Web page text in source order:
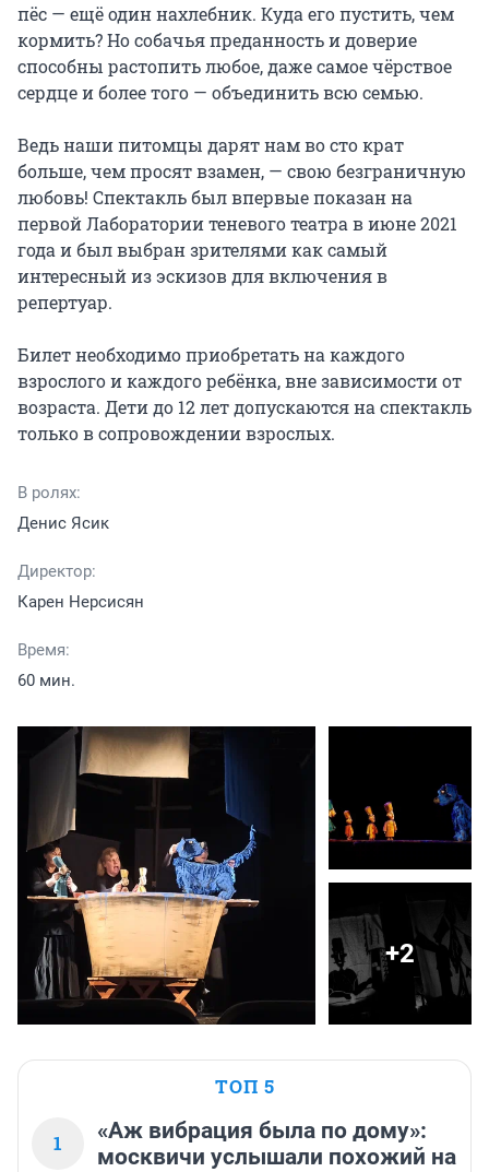
пёс — ещё один нахлебник. Куда его пустить, чем
кормить? Но собачья преданность и доверие
способны растопить любое, даже самое чёрствое
сердце и более того — объединить всю семью.
Ведь наши питомцы дарят нам во сто крат
больше, чем просят взамен, — свою безграничную
любовь! Спектакль был впервые показан на
первой Лаборатории теневого театра в июне 2021
года и был выбран зрителями как самый
интересный из эскизов для включения в
репертуар.
Билет необходимо приобретать на каждого
взрослого и каждого ребёнка, вне зависимости от
возраста. Дети до 12 лет допускаются на спектакль
только в сопровождении взрослых.
В ролях:
Денис Ясик
Директор:
Карен Нерсисян
Время:
60 мин.
+2
ТОП 5
1
«Аж вибрация была по дому»:
москвичи услышали похожий на